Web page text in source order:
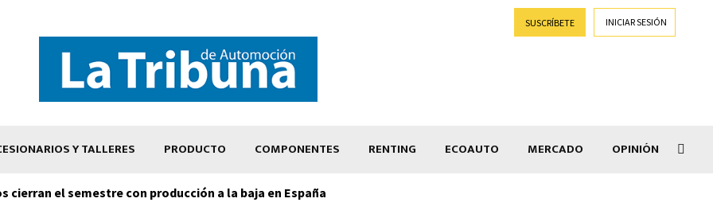
SUSCRÍBETE INICIAR SESIÓN
Y TALLERES PRODUCTO COMPONENTES RENTING ECOAUTO MERCADO OPINIÓN
cierran el semestre con producción a la baja en España